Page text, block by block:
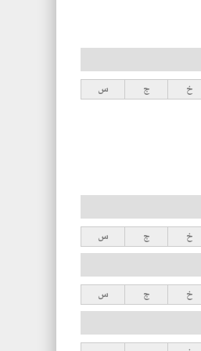
خ ج س
خ ج س
خ ج س